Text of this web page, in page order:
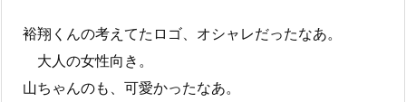
裕翔くんの考えてたロゴ、オシャレだったなあ。
大人の女性向き。
山ちゃんのも、可愛かったなあ。